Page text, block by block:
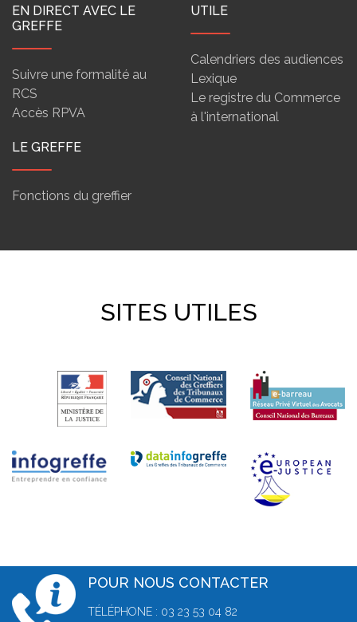
EN DIRECT AVEC LE
GREFFE
Suivre une formalité au
RCS
Accès RPVA
UTILE
Calendriers des audiences
Lexique
Le registre du Commerce
à l'international
LE GREFFE
Fonctions du greffier
SITES UTILES
POUR NOUS CONTACTER
TÉLÉPHONE : 03 23 53 04 82